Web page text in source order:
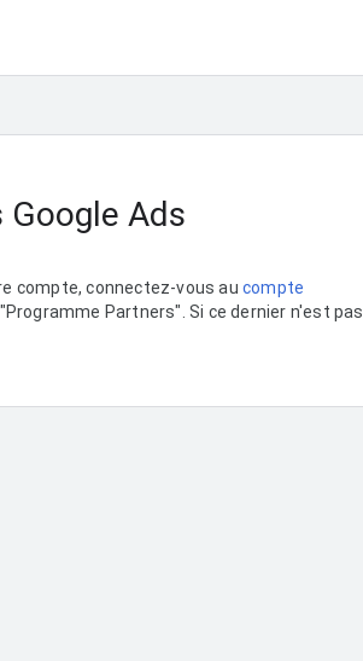
Ads
compte, connectez-vous aucompte
Partners". Si ce dernier n'est pas